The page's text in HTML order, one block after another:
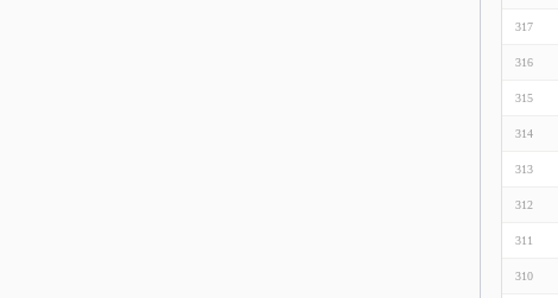
317
316
315
314
313
312
311
310